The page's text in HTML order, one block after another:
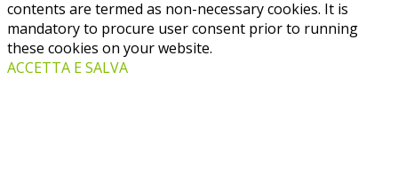
contents are termed as non-necessary cookies. It is
mandatory to procure user consent prior to running
these cookies on your website.
ACCETTA E SALVA